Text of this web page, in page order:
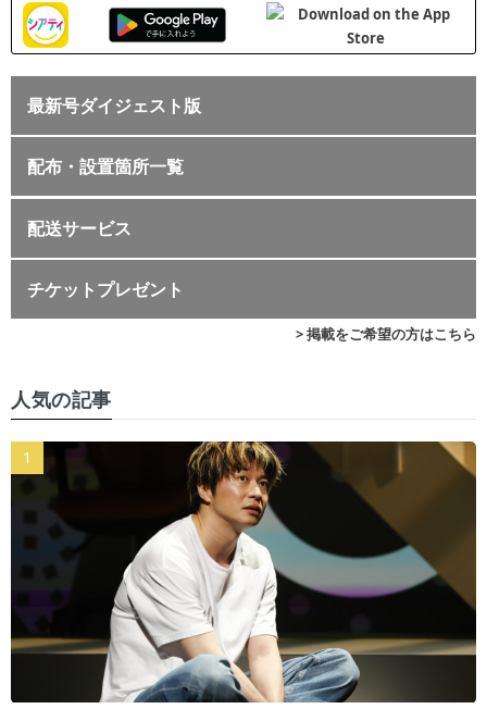
最新号ダイジェスト版
配布・設置箇所一覧
配送サービス
チケットプレゼント
> 掲載をご希望の方はこちら
人気の記事